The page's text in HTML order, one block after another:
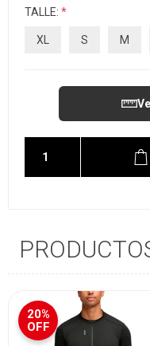
TALLE: *
XL S M
20%
OFF